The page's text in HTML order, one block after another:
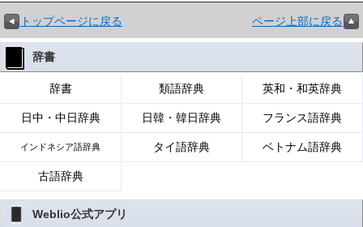
トップページに戻る ページ上部に戻る
辞書
辞書 類語辞典 英和・和英辞典
日中・中日辞典 日韓・韓日辞典 フランス語辞典
インドネシア語辞典 タイ語辞典 ベトナム語辞典
古語辞典
Weblio公式アプリ